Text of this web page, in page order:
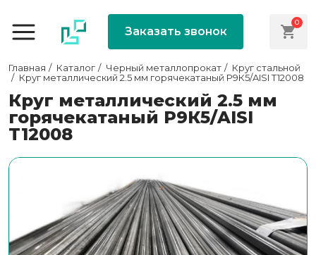
Заказать звонок
0
Главная Каталог Черный металлопрокат
Круг стальной
Круг металлический 2.5 мм горячекатаный Р9К5/AISI T12008
Круг металлический 2.5 мм
горячекатаный Р9К5/AISI
T12008